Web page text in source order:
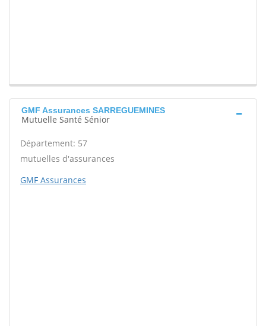
GMF Assurances SARREGUEMINES
Mutuelle Santé Sénior
Département: 57
mutuelles d'assurances
GMF Assurances